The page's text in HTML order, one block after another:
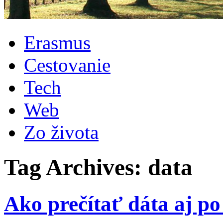
to
contentErasmus
Cestovanie
Tech
Web
Zo života
Tag Archives: data
Ako prečítať dáta aj